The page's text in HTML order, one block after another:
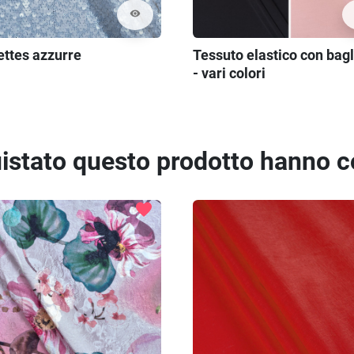
visibility
azzurre
Tessuto elastico con
- vari colori
questo prodotto hanno
favorite